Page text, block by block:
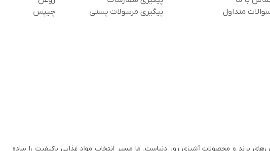
متداول
پیگیری مرسولات پستی
چیپس
برند و محصولات آشپزی روز دنیاست. ما مسیر انتخاب مواد غذایی باکیفیت را ساده